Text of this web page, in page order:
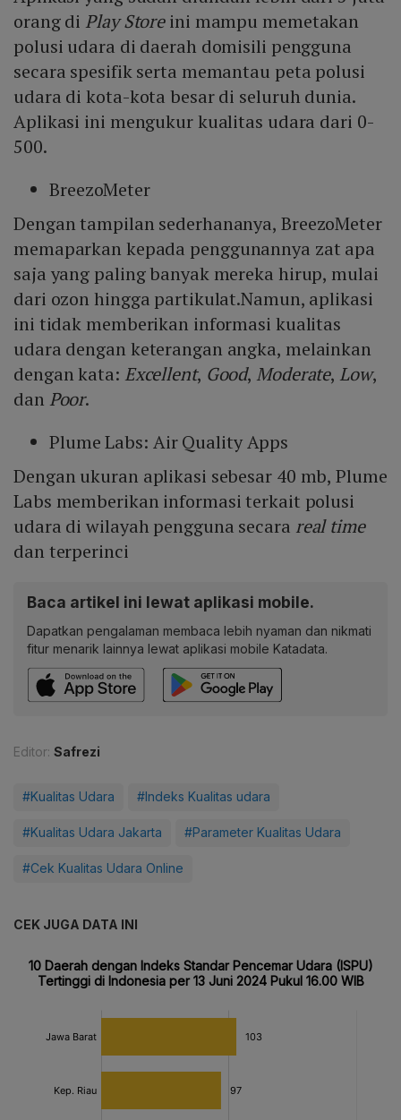
orang di Play Storeini mampu memetakan
polusi udara di daerah domisili pengguna
secara spesifik serta memantau peta polusi
udara di kota-kota besar di seluruh dunia.
Aplikasi ini mengukur kualitas udara dari 0-
500.
BreezoMeter
Dengan tampilan sederhananya, BreezoMeter
memaparkan kepada penggunannya zat apa
saja yang paling banyak mereka hirup, mulai
dari ozon hingga partikulat.Namun, aplikasi
ini tidak memberikan informasi kualitas
udara dengan keterangan angka, melainkan
dengan kata: Excellent, Good, Moderate, Low,
dan Poor.
Plume Labs: Air Quality Apps
Dengan ukuran aplikasi sebesar 40 mb, Plume
Labs memberikan informasi terkait polusi
udara di wilayah pengguna secara real time
dan terperinci
Baca artikel ini lewat aplikasi mobile.
Dapatkan pengalaman membaca lebih nyaman dan nikmati
fitur menarik lainnya lewat aplikasi mobile Katadata.
Editor: Safrezi
#Kualitas Udara #Indeks Kualitas udara
#Kualitas Udara Jakarta #Parameter Kualitas Udara
#Cek Kualitas Udara Online
CEK JUGA DATA INI